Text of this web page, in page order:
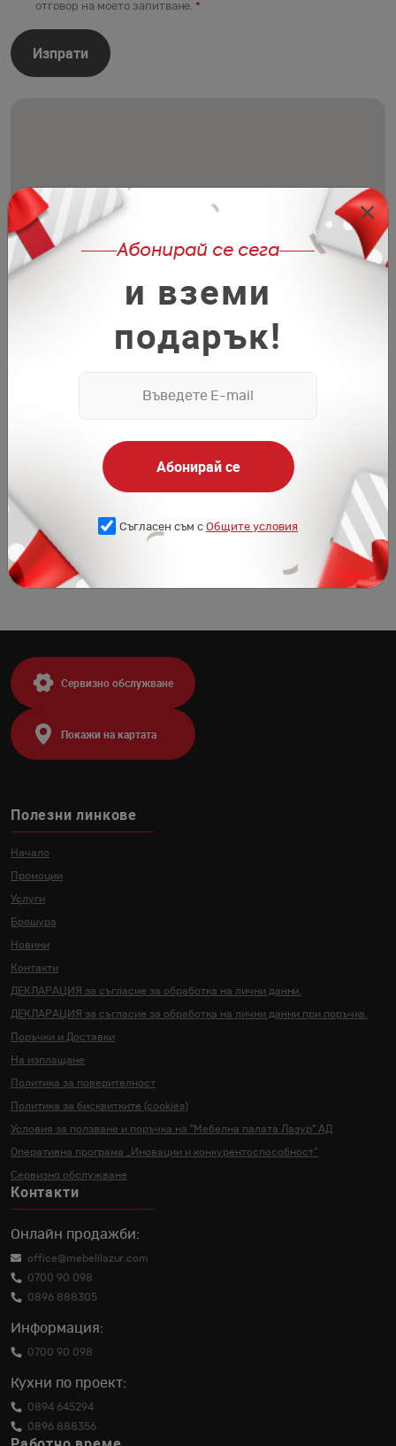
Абонирай се сега
и вземи
подарък!
Абонирай се
Съгласен съм с Общите условия
отговор на моето запитване. *
Изпрати
Полезни линкове
Начало
Промоции
Услуги
Брошура
Новини
Контакти
ДЕКЛАРАЦИЯ за съгласие за обработка на лични данни.
ДЕКЛАРАЦИЯ за съгласие за обработка на лични данни при поръчка.
Поръчки и Доставки
На изплащане
Политика за поверителност
Политика за бисквитките (cookies)
Условия за ползване и поръчка на "Мебелна палата Лазур" АД
Оперативна програма „Иновации и конкурентоспособност“
Сервизно обслужване
Контакти
Онлайн продажби:
office@mebelilazur.com
0700 90 098
0896 888305
Информация:
0700 90 098
Кухни по проект:
0894 645294
0896 888356
Сервизно обслужване
Покажи на картата